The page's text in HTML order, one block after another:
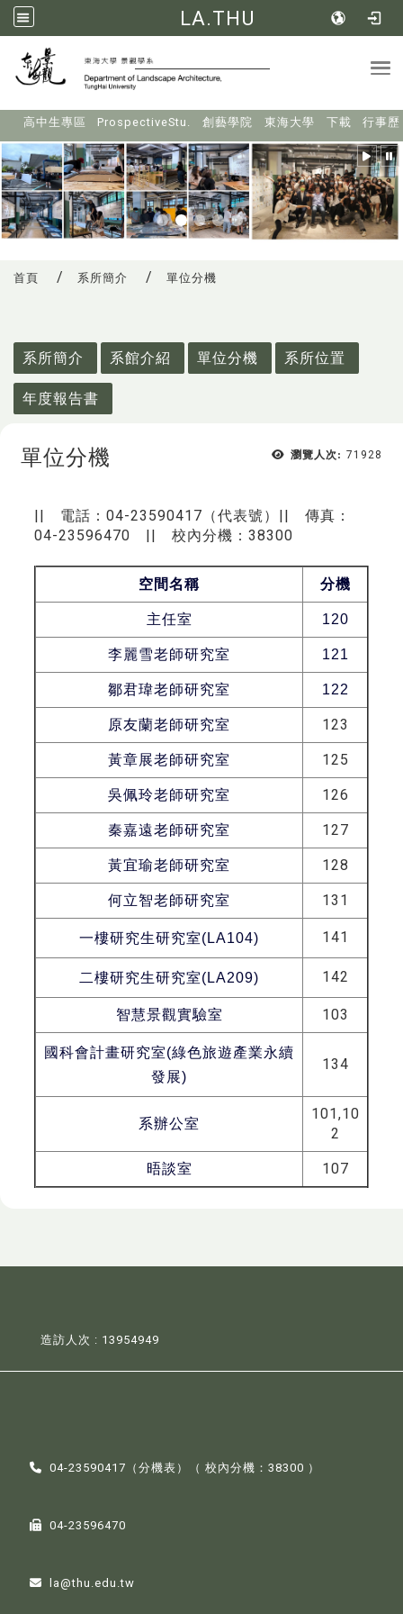
LA.THU
高中生專區 ProspectiveStu. 創藝學院 東海大學 下載 行事歷
首頁 系所簡介 單位分機
系所簡介
系館介紹 單位分機 系所位置
年度報告書
瀏覽人次: 71928
單位分機
|| 電話：04-23590417（代表號）|| 傳真：
04-23596470 || 校內分機：38300
空間名稱 分機
主任室 120
李麗雪老師研究室 121
鄒君瑋老師研究室 122
原友蘭老師研究室 123
黃章展老師研究室 125
吳佩玲老師研究室 126
秦嘉遠老師研究室 127
黃宜瑜老師研究室 128
何立智老師研究室 131
一樓研究生研究室(LA104) 141
二樓研究生研究室(LA209) 142
智慧景觀實驗室 103
國科會計畫研究室(綠色旅遊產業永續
發展)
134
系辦公室
101,10
2
晤談室 107
造訪人次 : 13954949
04-23590417（分機表 ）（ 校內分機：38300 ）
04-23596470
la@thu.edu.tw